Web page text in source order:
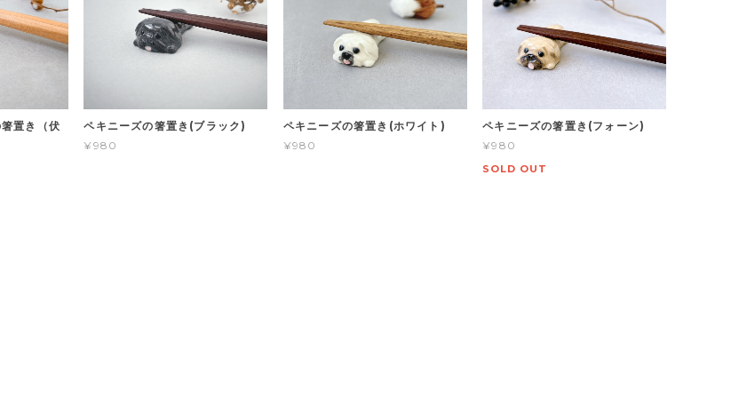
置き（伏
ペキニーズの箸置き(ブラック)
¥980
ペキニーズの箸置き(ホワイト)
¥980
ペキニーズの箸置き(フォーン)
¥980
SOLD OUT